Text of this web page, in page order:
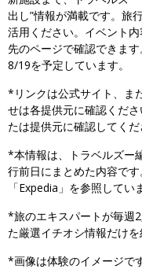
出し”情報が満載です。旅
活用ください。イベント
先のページで確認できま
8/19を予定しています。
*リンクは公式サイト、ま
せは各提供元に確認くだ
たは提供元に確認してくだ
*本情報は、トラベルズー
行前日にまとめた内容で
「Expedia」を参照してい
*旅のエキスパートが毎週
た厳選イチオシ情報だけを
*画像は体験のイメージで